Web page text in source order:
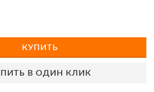
КУПИТЬ
В ОДИН КЛИК